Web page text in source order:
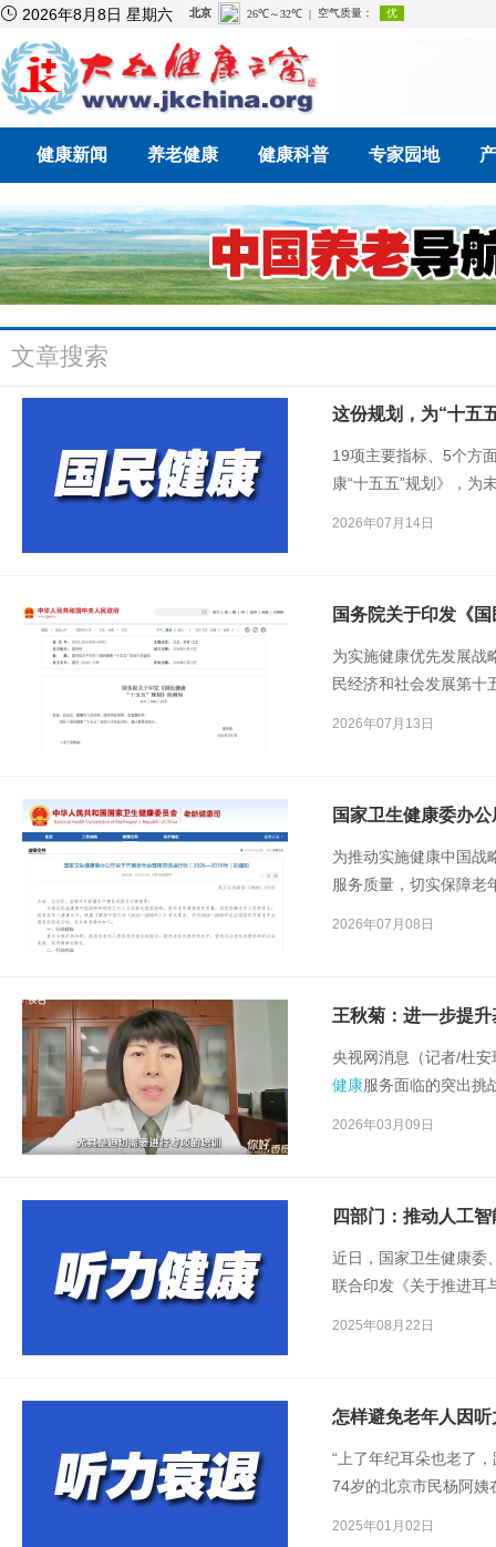
 2026年8月8日 星期六
健康新闻 养老健康 健康科普 专家园地
文章搜索
这份规划，为“十五
19项主要指标、5个方
康“十五五”规划》，为
2026年07月14日
国务院关于印发《
为实施健康优先发展战
民经济和社会发展第十
2026年07月13日
为推动实施健康中国战
服务质量，切实保障老
2026年07月08日
王秋菊：进一步提
央视网消息（记者/杜
健康服务面临的突出挑
2026年03月09日
四部门：推动人工
近日，国家卫生健康委
联合印发《关于推进耳
2025年08月22日
怎样避免老年人因
“上了年纪耳朵也老了
74岁的北京市民杨阿姨
2025年01月02日